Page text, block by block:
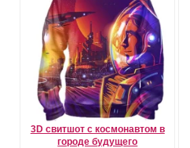
3D свитшот с космонавтом в
городе будущего